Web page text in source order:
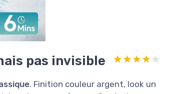
pas invisible ★★★★★
★★★★★
. Finition couleur argent, look un